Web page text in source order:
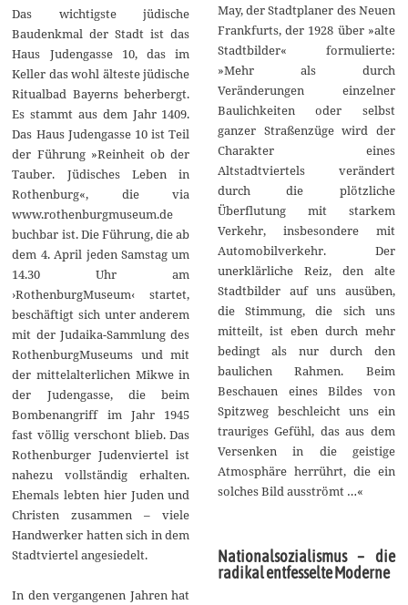
Das wichtigste jüdische
Baudenkmal der Stadt ist das
Haus Judengasse 10, das im
Keller das wohl älteste jüdische
Ritualbad Bayerns beherbergt.
Es stammt aus dem Jahr 1409.
Das Haus Judengasse 10 ist Teil
der Führung »Reinheit ob der
Tauber. Jüdisches Leben in
Rothenburg«, die via
www.rothenburgmuseum.de
buchbar ist. Die Führung, die ab
dem 4. April jeden Samstag um
14.30 Uhr am
›RothenburgMuseum‹ startet,
beschäftigt sich unter anderem
mit der Judaika-Sammlung des
RothenburgMuseums und mit
der mittelalterlichen Mikwe in
der Judengasse, die beim
Bombenangriff im Jahr 1945
fast völlig verschont blieb. Das
Rothenburger Judenviertel ist
nahezu vollständig erhalten.
Ehemals lebten hier Juden und
Christen zusammen – viele
Handwerker hatten sich in dem
Stadtviertel angesiedelt.
In den vergangenen Jahren hat
May, der Stadtplaner des Neuen
Frankfurts, der 1928 über »alte
Stadtbilder« formulierte:
»Mehr als durch
Veränderungen einzelner
Baulichkeiten oder selbst
ganzer Straßenzüge wird der
Charakter eines
Altstadtviertels verändert
durch die plötzliche
Überflutung mit starkem
Verkehr, insbesondere mit
Automobilverkehr. Der
unerklärliche Reiz, den alte
Stadtbilder auf uns ausüben,
die Stimmung, die sich uns
mitteilt, ist eben durch mehr
bedingt als nur durch den
baulichen Rahmen. Beim
Beschauen eines Bildes von
Spitzweg beschleicht uns ein
trauriges Gefühl, das aus dem
Versenken in die geistige
Atmosphäre herrührt, die ein
solches Bild ausströmt …«
Nationalsozialismus – die
radikal entfesselte Moderne